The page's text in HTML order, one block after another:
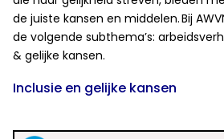
de juiste kansen en middelen. Bij
de volgende subthema’s:
& gelijke kansen.
Inclusie en gelijke kansen